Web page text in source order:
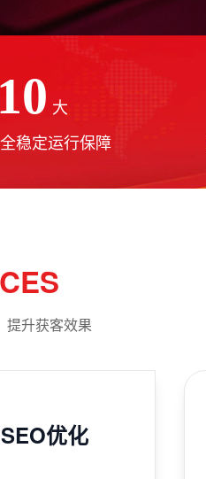
10 大
稳定运行保障
提升获客效果
SEO优化